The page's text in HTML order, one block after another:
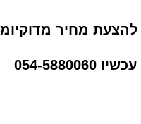
להצעת מחיר
054-5880060